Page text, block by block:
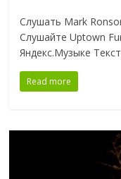
Слушать Mark
Слушайте Uptown
Яндекс.Музыке
Read more